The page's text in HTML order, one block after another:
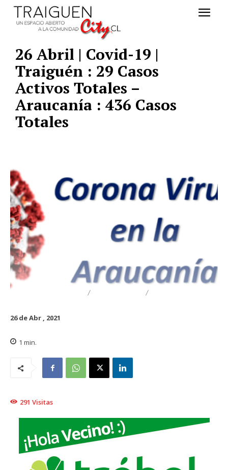
26 Abril | Covid-19 |
Traiguén : 29 Casos
Activos Totales –
Araucanía : 436 Casos
Totales
26 de Abr , 2021
1 min.
291 Visitas